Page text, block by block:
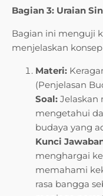
Bagian 3: Uraian
Bagian ini menguji
menjelaskan
Materi:
(Penjelasan
Soal: Jelaskan
mengetahui
budaya yang
Kunci
menghargai
memahami
rasa bangga